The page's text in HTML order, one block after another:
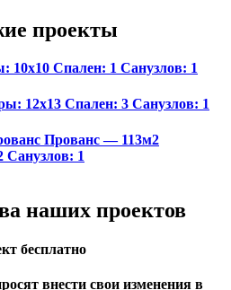
проекты
10х10 Спален: 1 Санузлов: 1
12х13 Спален: 3 Санузлов: 1
Прованс — 113м2
Санузлов: 1
наших проектов
бесплатно
внести свои изменения в